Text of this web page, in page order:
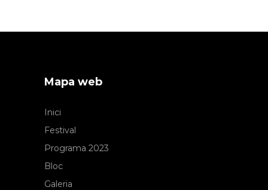
Mapa web
Inici
Festival
Programa 2023
Bloc
Galeria